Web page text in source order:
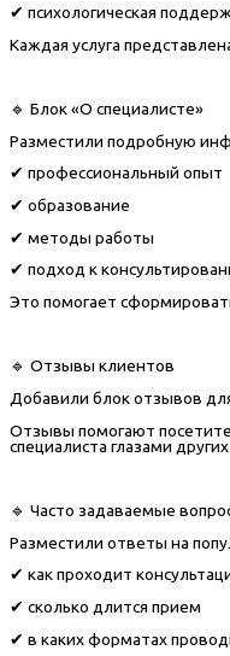
✔ психологическая
Каждая услуга
🔹 Блок «О специалисте»
Разместили подробную
✔ профессиональный опыт
✔ образование
✔ методы работы
✔ подход к
Это помогает
🔹 Отзывы клиентов
Добавили блок отзывов
Отзывы помогают
специалиста глазами
🔹 Часто задаваемые
Разместили ответы на
✔ как проходит
✔ сколько длится прием
✔ в каких форматах